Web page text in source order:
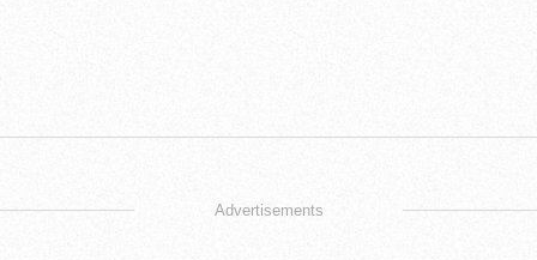
Advertisements